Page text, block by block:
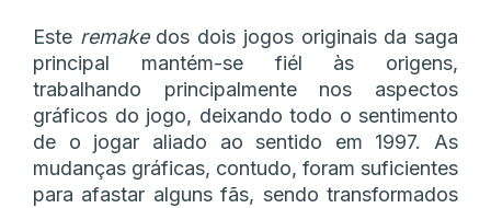
Este remakedos dois jogos originais da saga
principal mantém-se fiél às origens,
trabalhando principalmente nos aspectos
gráficos do jogo, deixando todo o sentimento
de o jogar aliado ao sentido em 1997. As
mudanças gráficas, contudo, foram suficientes
para afastar alguns fãs, sendo transformados